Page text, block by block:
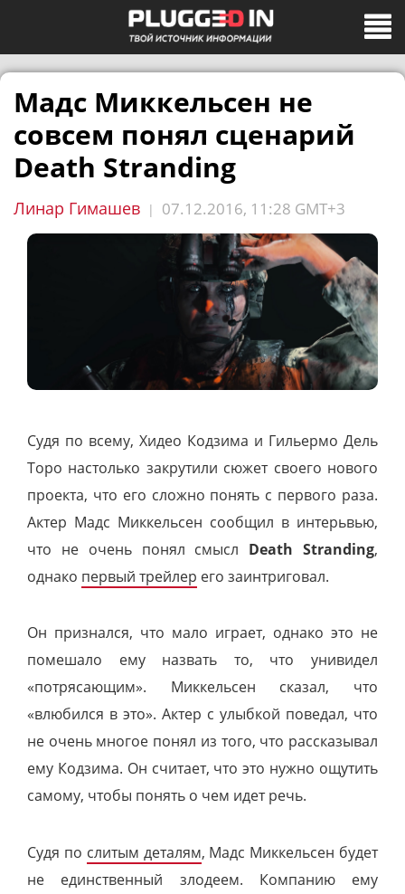
Мадс Миккельсен не
совсем понял сценарий
Death Stranding
Линар Гимашев | 07.12.2016, 11:28 GMT+3
Судя по всему, Хидео Кодзима и Гильермо Дель
Торо настолько закрутили сюжет своего нового
проекта, что его сложно понять с первого раза.
Актер Мадс Миккельсен сообщил в интерьвью,
что не очень понял смысл Death Stranding,
однако первый трейлер его заинтриговал.
Он признался, что мало играет, однако это не
помешало ему назвать то, что унивидел
«потрясающим». Миккельсен сказал, что
«влюбился в это». Актер с улыбкой поведал, что
не очень многое понял из того, что рассказывал
ему Кодзима. Он считает, что это нужно ощутить
самому, чтобы понять о чем идет речь.
Судя по слитым деталям, Мадс Миккельсен будет
не единственный злодеем. Компанию ему